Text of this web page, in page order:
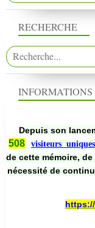
RECHERCHE
INFORMATIONS
Depuis son
508
visiteurs uniques
de cette mémoire,
nécessité de